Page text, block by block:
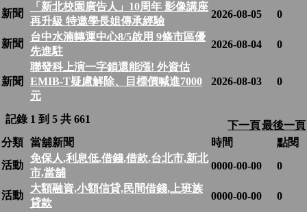
新聞
「新北校園廣告人」10周年 影像講座
再升級 特邀學長姐傳承經驗
2026-08-05 0
新聞
台中水湳轉運中心8/5啟用 9條市區優
先進駐
2026-08-04 0
新聞
聯發科上演一字鎖還能漲! 外資估
EMIB-T疑慮解除、目標價喊進7000
元
2026-08-03 0
記錄 1 到 5 共 661
下一頁最後一頁
分類 當舖新聞 時間
點閱
活動
免保人,利息低,借錢,借款,台北市,新北
市,當舖
0000-00-00 0
活動
大額融資,小額信貸,民間借錢,上班族
貸款
0000-00-00 0